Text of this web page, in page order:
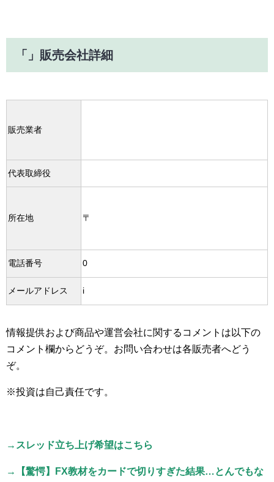
「」販売会社詳細
販売業者
代表取締役
所在地 〒
電話番号 0
メールアドレス i
情報提供および商品や運営会社に関するコメントは以下の
コメント欄からどうぞ。お問い合わせは各販売者へどう
ぞ。
※投資は自己責任です。
→スレッド立ち上げ希望はこちら
→【驚愕】FX教材をカードで切りすぎた結果…とんでもな